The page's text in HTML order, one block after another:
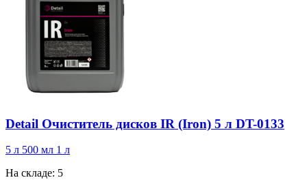
Detail Очиститель дисков IR (Iron) 5 л DT-0133
5 л 500 мл 1 л
На складе: 5